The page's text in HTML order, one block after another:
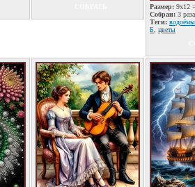
Размер: 9x12
Собран: 3 раза
Теги: водоёмы
Б
цветы